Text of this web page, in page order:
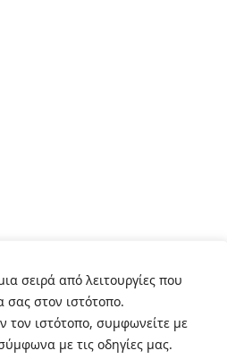
σειρά από λειτουργίες που
σας στον ιστότοπο.
τον ιστότοπο, συμφωνείτε με
με τις οδηγίες μας.
Πολυγύρου |Theme